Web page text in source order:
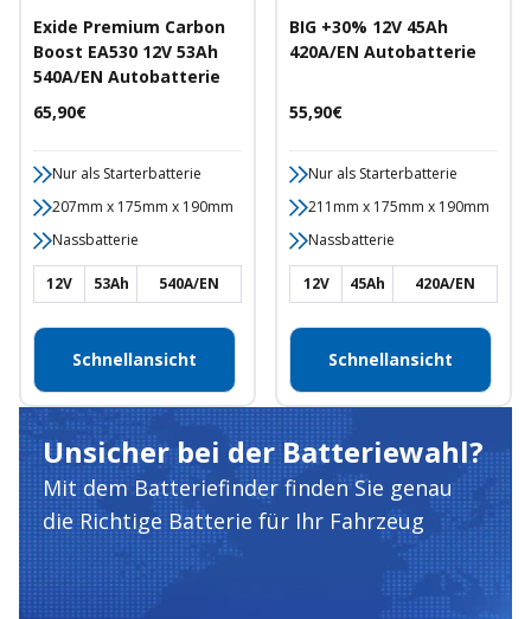
Exide Premium Carbon
Boost EA530 12V 53Ah
540A/EN Autobatterie
Angebotspreis
65,90€
Nur als Starterbatterie
207mm x 175mm x 190mm
Nassbatterie
12V 53Ah 540A/EN
Schnellansicht
BIG +30% 12V 45Ah
420A/EN Autobatterie
Angebotspreis
55,90€
Nur als Starterbatterie
211mm x 175mm x 190mm
Nassbatterie
12V 45Ah 420A/EN
Schnellansicht
Unsicher bei der Batteriewahl?
Mit dem Batteriefinder finden Sie genau
die Richtige Batterie für Ihr Fahrzeug